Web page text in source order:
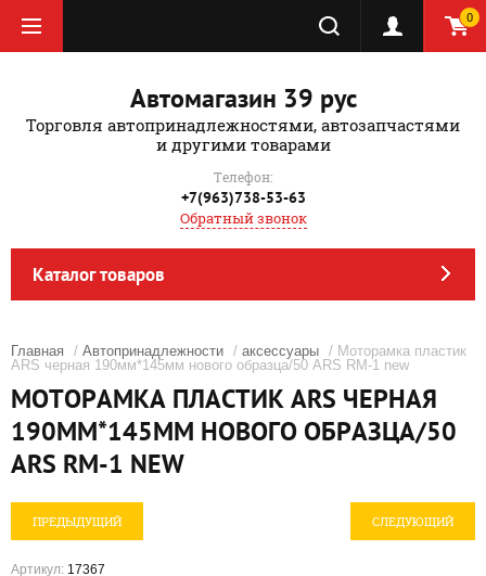
0
Автомагазин 39 рус
Торговля автопринадлежностями, автозапчастями
и другими товарами
Телефон:
+7(963)738-53-63
Обратный звонок
Каталог товаров
Главная / Автопринадлежности / аксессуары / Моторамка пластик
ARS черная 190мм*145мм нового образца/50 ARS RM-1 new
МОТОРАМКА ПЛАСТИК ARS ЧЕРНАЯ
190ММ*145ММ НОВОГО ОБРАЗЦА/50
ARS RM-1 NEW
ПРЕДЫДУЩИЙ СЛЕДУЮЩИЙ
Артикул: 17367